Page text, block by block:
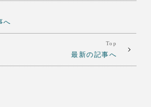
へ
Top
最新の記事へ